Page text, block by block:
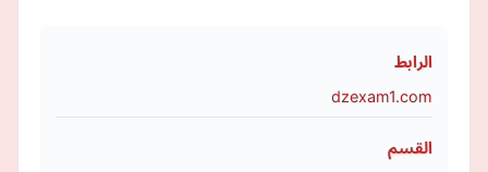
الرابط
dzexam1.com
القسم